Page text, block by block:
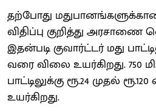
தற்போது
விதிப்பு குறித்து அரசாணை
இதன்படி குவார்ட்டர் மது
வரை விலை உயர்கிறது. 750
பாட்டிலுக்கு ரூ.24 முதல்
உயர்கிறது.